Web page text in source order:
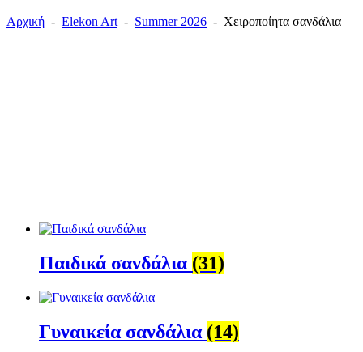
Αρχική - Elekon Art - Summer 2026 - Χειροποίητα σανδάλια
Παιδικά σανδάλια (31)
Γυναικεία σανδάλια (14)